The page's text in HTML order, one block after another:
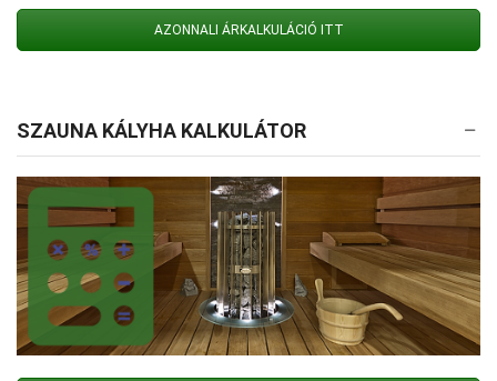
AZONNALI ÁRKALKULÁCIÓ ITT
SZAUNA KÁLYHA KALKULÁTOR